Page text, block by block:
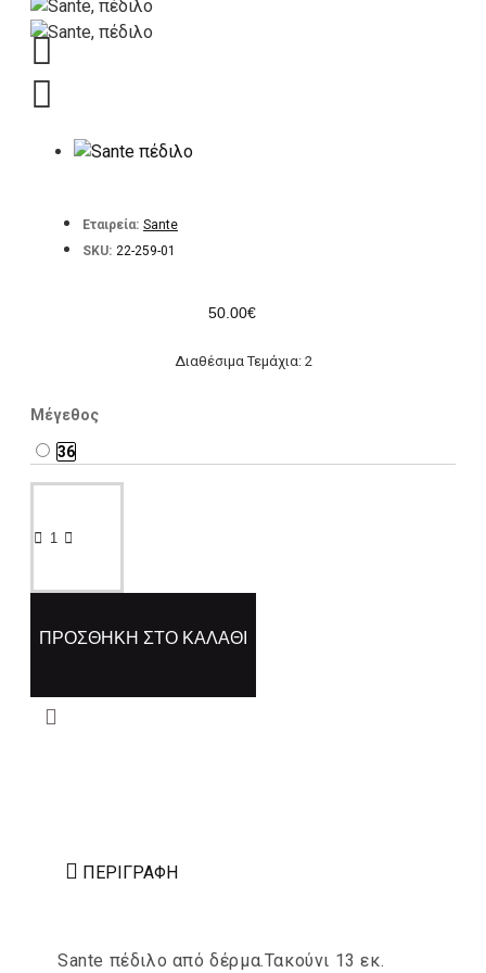
Εταιρεία: Sante
SKU: 22-259-01
50.00€
Διαθέσιμα Τεμάχια: 2
Μέγεθος
36
ΠΡΟΣΘΉΚΗ ΣΤΟ ΚΑΛΆΘΙ
ΠΕΡΙΓΡΑΦΉ
Sante πέδιλο από δέρμα.Τακούνι 13 εκ.